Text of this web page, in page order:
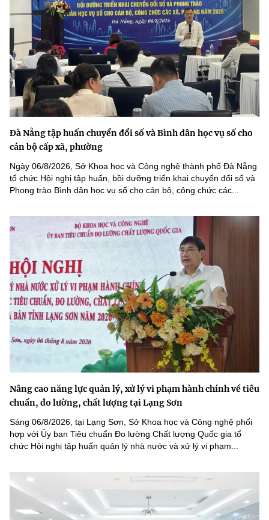
Đà Nẵng tập huấn chuyển đổi số và Bình dân học vụ số cho
cán bộ cấp xã, phường
Ngày 06/8/2026, Sở Khoa học và Công nghệ thành phố Đà Nẵng
tổ chức Hội nghị tập huấn, bồi dưỡng triển khai chuyển đổi số và
Phong trào Bình dân học vụ số cho cán bộ, công chức các...
Nâng cao năng lực quản lý, xử lý vi phạm hành chính về tiêu
chuẩn, đo lường, chất lượng tại Lạng Sơn
Sáng 06/8/2026, tại Lạng Sơn, Sở Khoa học và Công nghệ phối
hợp với Ủy ban Tiêu chuẩn Đo lường Chất lượng Quốc gia tổ
chức Hội nghị tập huấn quản lý nhà nước và xử lý vi phạm...